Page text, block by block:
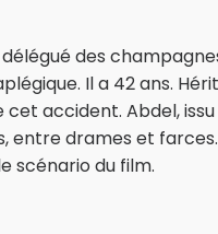
des
Il a 42 ans.
accident. Abdel,
entre drames et
scénario du film.